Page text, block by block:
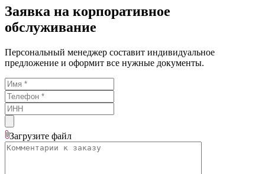
Заявка на корпоративное
обслуживание
Персональный менеджер составит индивидуальное
предложение и оформит все нужные документы.
Загрузите файл